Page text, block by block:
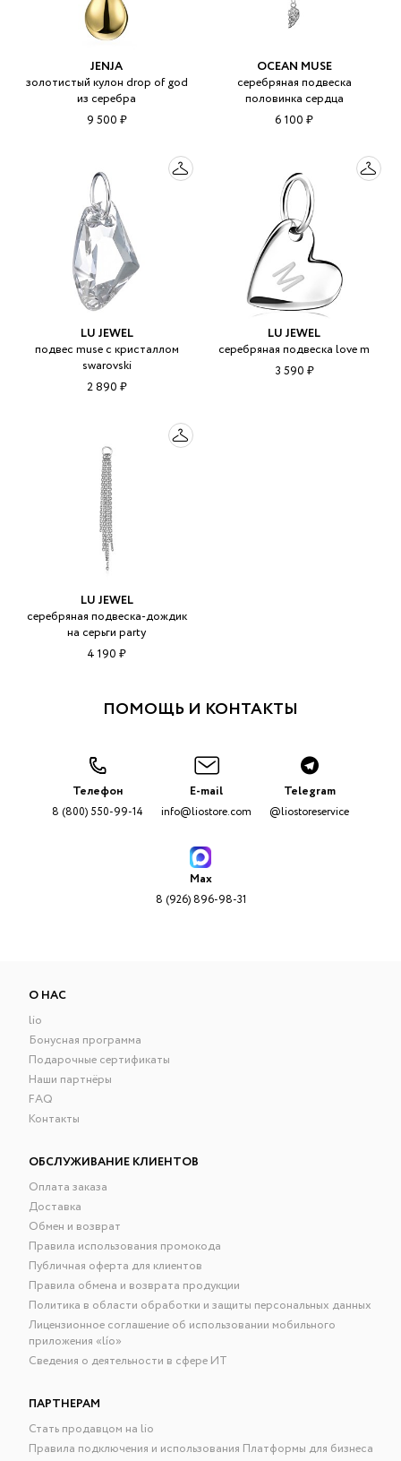
JENJA
золотистый кулон drop of god
из серебра
9 500 ₽
OCEAN MUSE
серебряная подвеска
половинка сердца
6 100 ₽
LU JEWEL
подвес muse с кристаллом
swarovski
2 890 ₽
LU JEWEL
серебряная подвеска love m
3 590 ₽
LU JEWEL
серебряная подвеска-дождик
на серьги party
4 190 ₽
ПОМОЩЬ И КОНТАКТЫ
Телефон
8 (800) 550-99-14
E-mail
info@liostore.com
Telegram
@liostoreservice
Max
8 (926) 896-98-31
О НАС
lio
Бонусная программа
Подарочные сертификаты
Наши партнёры
FAQ
Контакты
ОБСЛУЖИВАНИЕ КЛИЕНТОВ
Оплата заказа
Доставка
Обмен и возврат
Правила использования промокода
Публичная оферта для клиентов
Правила обмена и возврата продукции
Политика в области обработки и защиты персональных данных
Лицензионное соглашение об использовании мобильного
приложения «lío»
Сведения о деятельности в сфере ИТ
ПАРТНЕРАМ
Стать продавцом на lio
Правила подключения и использования Платформы для бизнеса